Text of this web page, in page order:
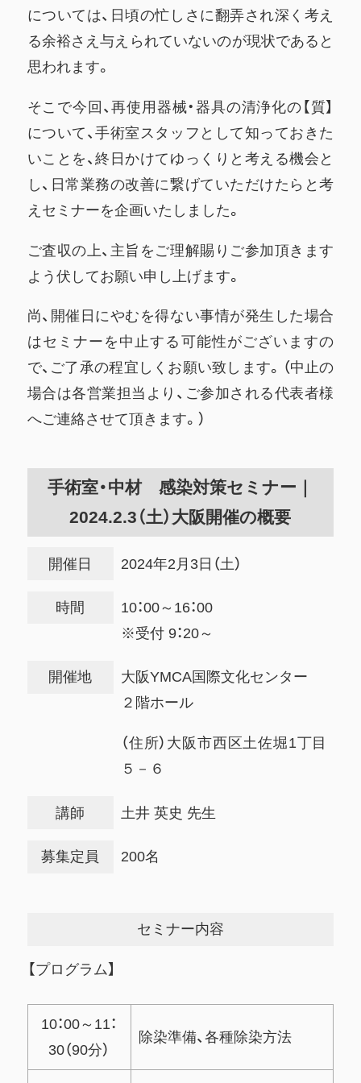
については、日頃の忙しさに翻弄され深く考え
る余裕さえ与えられていないのが現状であると
思われます。
そこで今回、再使用器械・器具の清浄化の【質】
について、手術室スタッフとして知っておきた
いことを、終日かけてゆっくりと考える機会と
し、日常業務の改善に繋げていただけたらと考
えセミナーを企画いたしました。
ご査収の上、主旨をご理解賜りご参加頂きます
よう伏してお願い申し上げます。
尚、開催日にやむを得ない事情が発生した場合
はセミナーを中止する可能性がございますの
で、ご了承の程宜しくお願い致します。（中止の
場合は各営業担当より、ご参加される代表者様
へご連絡させて頂きます。）
手術室・中材 感染対策セミナー｜
2024.2.3（土）大阪開催の概要
開催日 2024年2月3日（土）
時間
10：00～16：00
※受付 9：20～
開催地
大阪YMCA国際文化センター
２階ホール
（住所）大阪市西区土佐堀1丁目
５－６
講師 土井 英史 先生
募集定員 200名
セミナー内容
【プログラム】
10：00～11：
30（90分）
除染準備、各種除染方法